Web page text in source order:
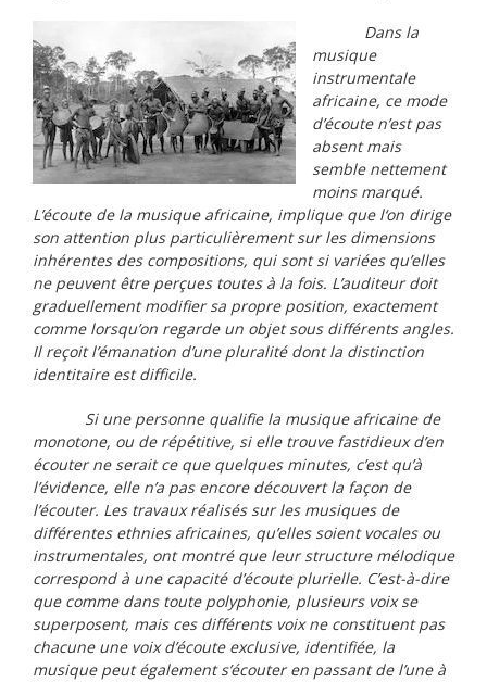
Dans la
musique
instrumentale
africaine, ce mode
d’écoute n’est pas
absent mais
semble nettement
moins marqué.
L’écoute de la musique africaine, implique que l‘on dirige
son attention plus particulièrement sur les dimensions
inhérentes des compositions, qui sont si variées qu’elles
ne peuvent être perçues toutes à la fois. L’auditeur doit
graduellement modifier sa propre position, exactement
comme lorsqu’on regarde un objet sous différents angles.
Il reçoit l’émanation d’une pluralité dont la distinction
identitaire est difficile.
Si une personne qualifie la musique africaine de
monotone, ou de répétitive, si elle trouve fastidieux d’en
écouter ne serait ce que quelques minutes, c’est qu’à
l’évidence, elle n’a pas encore découvert la façon de
l’écouter. Les travaux réalisés sur les musiques de
différentes ethnies africaines, qu’elles soient vocales ou
instrumentales, ont montré que leur structure mélodique
correspond à une capacité d’écoute plurielle. C’est-à-dire
que comme dans toute polyphonie, plusieurs voix se
superposent, mais ces différents voix ne constituent pas
chacune une voix d’écoute exclusive, identifiée, la
musique peut également s’écouter en passant de l’une à